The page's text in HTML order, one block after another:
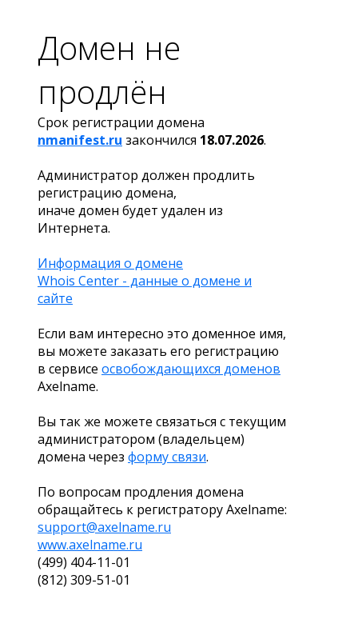
Домен не
продлён
Срок регистрации домена
nmanifest.ru закончился 18.07.2026.
Администратор должен продлить
регистрацию домена,
иначе домен будет удален из
Интернета.
Информация о домене
Whois Center - данные о домене и
сайте
Если вам интересно это доменное имя,
вы можете заказать его регистрацию
в сервисе освобождающихся доменов
Axelname.
Вы так же можете связаться с текущим
администратором (владельцем)
домена через форму связи.
По вопросам продления домена
обращайтесь к регистратору Axelname:
support@axelname.ru
www.axelname.ru
(499) 404-11-01
(812) 309-51-01